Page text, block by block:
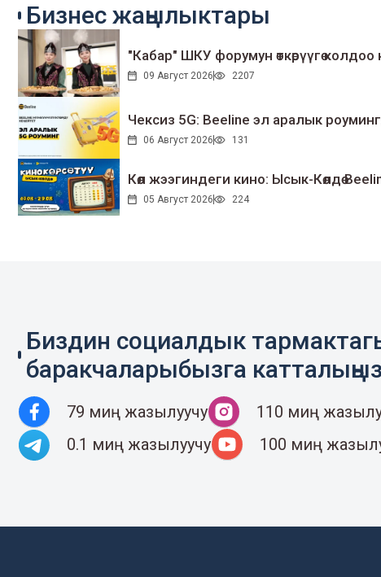
Бизнес жаңылыктары
"Кабар" ШКУ форумун өткөрүүгө колдоо
09 Август 2026 2207
Чексиз 5G: Beeline эл аралык
06 Август 2026 131
Көл жээгиндеги кино: Ысык-Көлдө
05 Август 2026 224
Биздин социалдык
баракчаларыбызга
79 миң жазылуучу
110 миң
0.1 миң жазылуучу
100 миң